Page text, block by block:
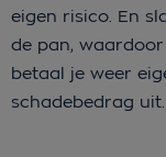
eigen risico. En
de pan,
betaal je weer
schadebedrag uit.